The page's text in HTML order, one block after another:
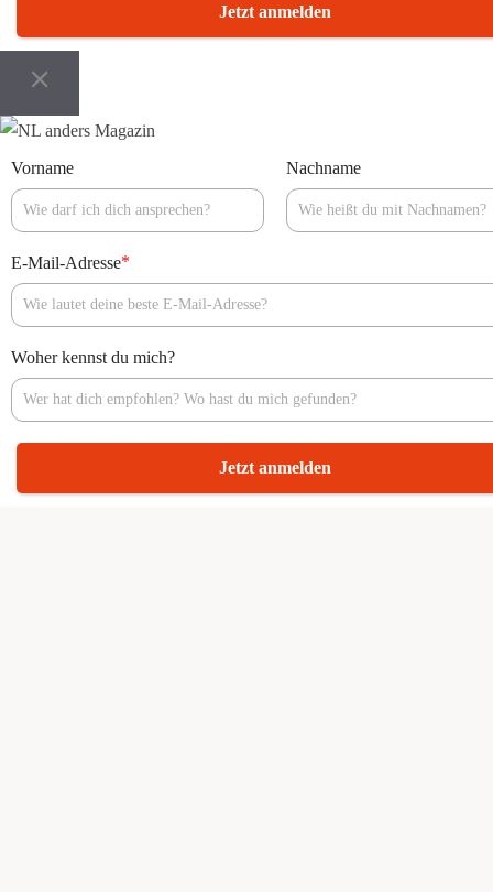
Jetzt anmelden
Vorname Nachname
E-Mail-Adresse*
Woher kennst du mich?
Jetzt anmelden